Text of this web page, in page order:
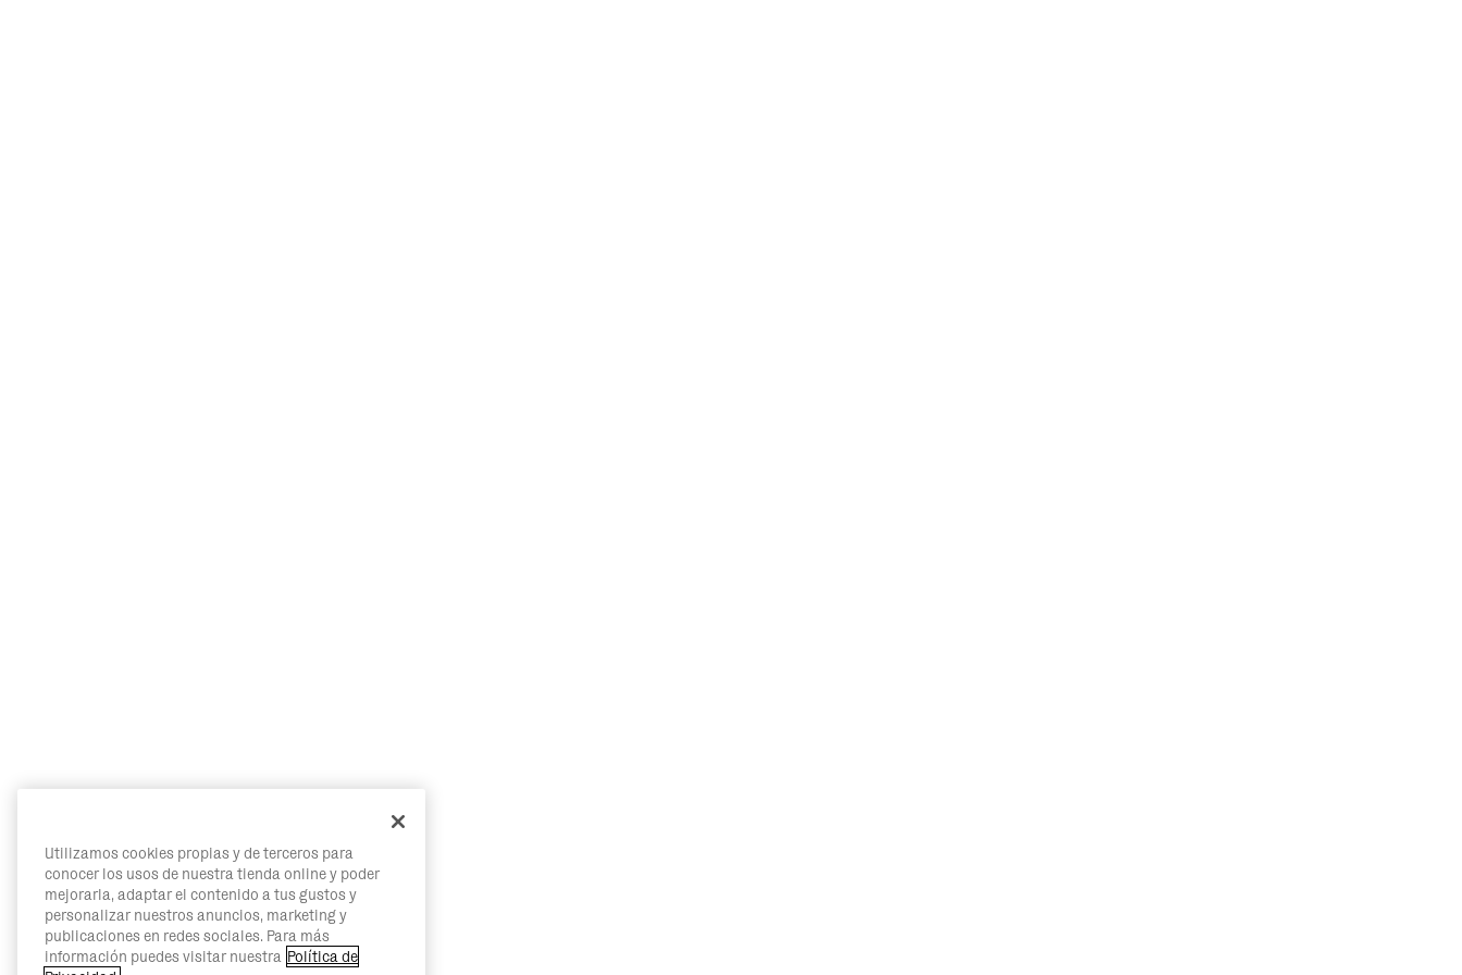
Utilizamos cookies propias y de terceros para
conocer los usos de nuestra tienda online y poder
mejorarla, adaptar el contenido a tus gustos y
personalizar nuestros anuncios, marketing y
publicaciones en redes sociales. Para más
información puedes visitar nuestra Política de